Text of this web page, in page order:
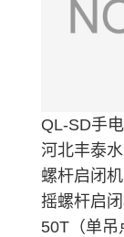
QL-SD手
河北丰泰
螺杆启闭
摇螺杆启
50T（单吊